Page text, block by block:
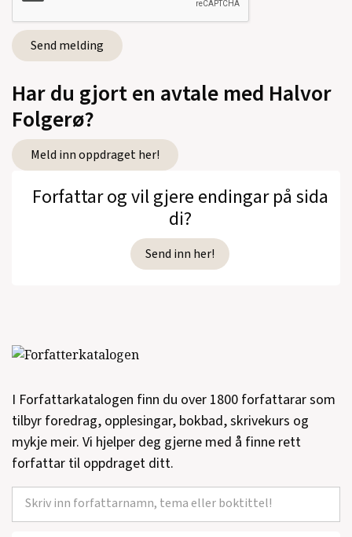
Har du gjort en avtale med Halvor
Folgerø?
Meld inn oppdraget her!
Forfattar og vil gjere endingar på sida
di?
Send inn her!
I Forfattarkatalogen finn du over 1800 forfattarar som
tilbyr foredrag, opplesingar, bokbad, skrivekurs og
mykje meir. Vi hjelper deg gjerne med å finne rett
forfattar til oppdraget ditt.